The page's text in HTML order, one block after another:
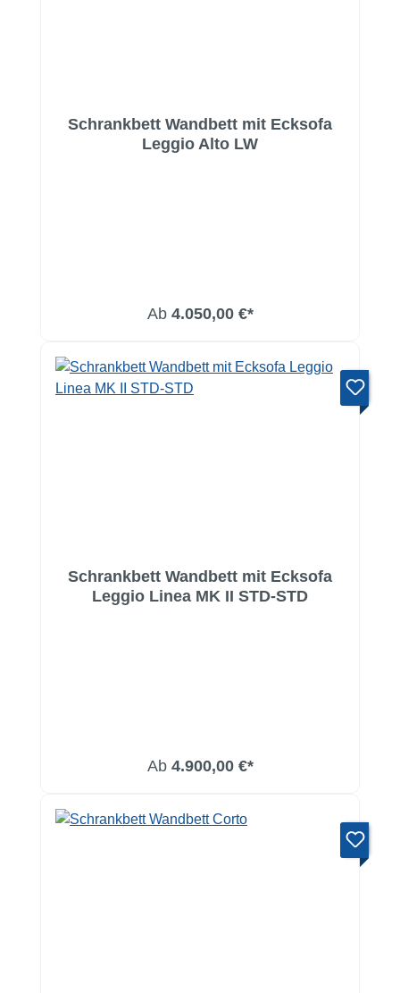
Schrankbett Wandbett mit Ecksofa
Leggio Alto LW
Ab 4.050,00 €*
Schrankbett Wandbett mit Ecksofa
Leggio Linea MK II STD-STD
Ab 4.900,00 €*